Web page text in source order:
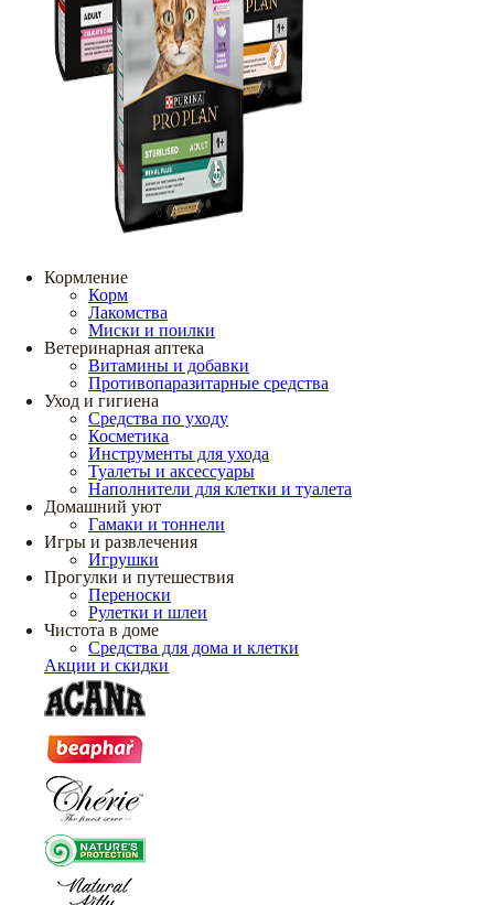
Кормление
Корм
Лакомства
Миски и поилки
Ветеринарная аптека
Витамины и добавки
Противопаразитарные средства
Уход и гигиена
Средства по уходу
Косметика
Инструменты для ухода
Туалеты и аксессуары
Наполнители для клетки и туалета
Домашний уют
Гамаки и тоннели
Игры и развлечения
Игрушки
Прогулки и путешествия
Переноски
Рулетки и шлеи
Чистота в доме
Средства для дома и клетки
Акции и скидки